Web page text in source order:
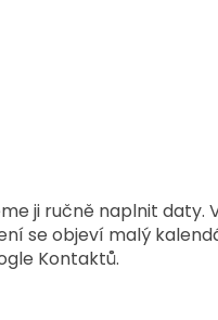
ji ručně naplnit daty.
se objeví malý
Kontaktů.